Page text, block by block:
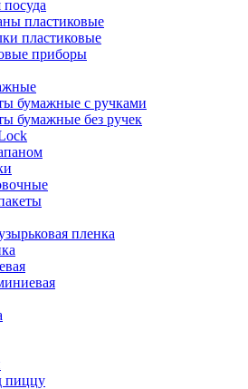
пластиковые
пластиковые
приборы
бумажные с ручками
бумажные без ручек
пленка
пиццу